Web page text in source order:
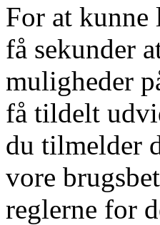
For at
få sekunder
muligheder
få tildelt
du tilmelder
vore
reglerne for